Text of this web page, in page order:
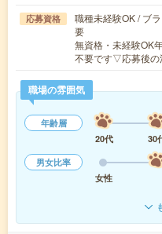
応募資格
職種未経験OK / ブ
要
無資格・未経験OK
不要です▽応募後
職場の雰囲気
年齢層
20代
30
男女比率
女性